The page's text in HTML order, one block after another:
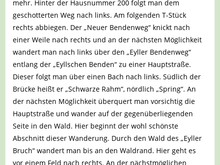
mehr. Hinter der Hausnummer 200 folgt man dem
geschotterten Weg nach links. Am folgenden T-Stück
rechts abbiegen. Der „Neuer Bendenweg“ knickt nach
einer Weile nach rechts und an der nächsten Möglichkeit
wandert man nach links über den „Eyller Bendenweg“
entlang der „Eyllschen Benden“ zu einer Hauptstraße.
Dieser folgt man über einen Bach nach links. Südlich der
Brücke heißt er „Schwarze Rahm“, nördlich „Spring“. An
der nächsten Möglichkeit überquert man vorsichtig die
Hauptstraße und wander auf der gegenüberliegenden
Seite in den Wald. Hier beginnt der wohl schönste
Abschnitt dieser Wanderung. Durch den Wald des „Eyller
Bruch“ wandert man bis an den Waldrand. Hier geht es
vor einem Feld nach rechts. An der nächstmöglichen